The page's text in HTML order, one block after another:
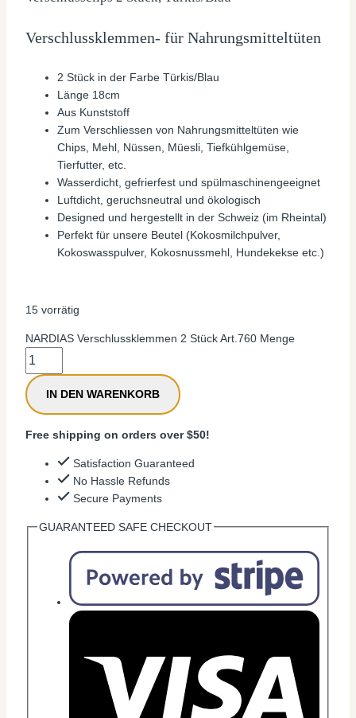
Verschlussklemmen- für Nahrungsmitteltüten
2 Stück in der Farbe Türkis/Blau
Länge 18cm
Aus Kunststoff
Zum Verschliessen von Nahrungsmitteltüten wie
Chips, Mehl, Nüssen, Müesli, Tiefkühlgemüse,
Tierfutter, etc.
Wasserdicht, gefrierfest und spülmaschinengeeignet
Luftdicht, geruchsneutral und ökologisch
Designed und hergestellt in der Schweiz (im Rheintal)
Perfekt für unsere Beutel (Kokosmilchpulver,
Kokoswasspulver, Kokosnussmehl, Hundekekse etc.)
15 vorrätig
NARDIAS Verschlussklemmen 2 Stück Art.760 Menge
IN DEN WARENKORB
Free shipping on orders over $50!
Satisfaction Guaranteed
No Hassle Refunds
Secure Payments
GUARANTEED SAFE CHECKOUT